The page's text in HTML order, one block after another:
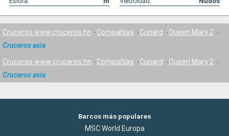
Cruceros www.cruceros.hn Compañías Cunard
Queen Mary 2
Cruceros asia
Cruceros www.cruceros.hn Compañías Cunard
Queen Mary 2
Cruceros asia
Barcos más populares
MSC World Europa